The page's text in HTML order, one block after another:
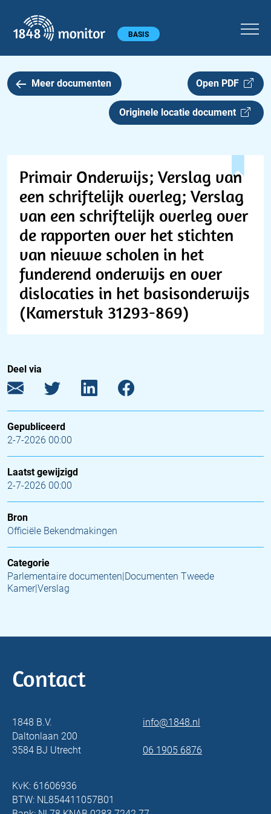
Hoofdmenu BASIS
Meer documenten Open PDF
Originele locatie document
Primair Onderwijs; Verslag van
een schriftelijk overleg; Verslag
van een schriftelijk overleg over
de rapporten over het stichten
van nieuwe scholen in het
funderend onderwijs en over
dislocaties in het basisonderwijs
(Kamerstuk 31293-869)
Deel via
Gepubliceerd
2-7-2026 00:00
Laatst gewijzigd
2-7-2026 00:00
Bron
Officiële Bekendmakingen
Categorie
Parlementaire documenten|Documenten Tweede
Kamer|Verslag
Contact
1848 B.V.
Daltonlaan 200
3584 BJ Utrecht
info@1848.nl
06 1905 6876
KvK: 61606936
BTW: NL854411057B01